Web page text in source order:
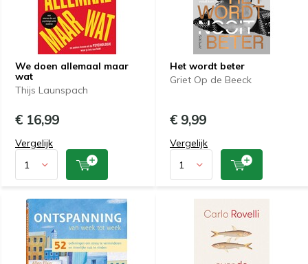
We doen allemaal maar
wat
Thijs Launspach
€ 16,99
Vergelijk
Het wordt beter
Griet Op de Beeck
€ 9,99
Vergelijk